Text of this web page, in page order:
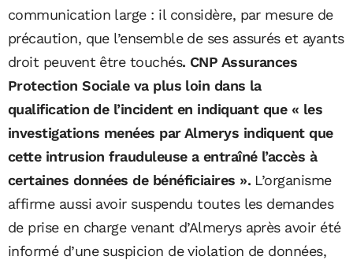
communication large : il considère, par mesure de
précaution, que l’ensemble de ses assurés et ayants
droit peuvent être touchés. CNP Assurances
Protection Sociale va plus loin dans la
qualification de l’incident en indiquant que « les
investigations menées par Almerys indiquent que
cette intrusion frauduleuse a entraîné l’accès à
certaines données de bénéficiaires ». L’organisme
affirme aussi avoir suspendu toutes les demandes
de prise en charge venant d’Almerys après avoir été
informé d’une suspicion de violation de données,